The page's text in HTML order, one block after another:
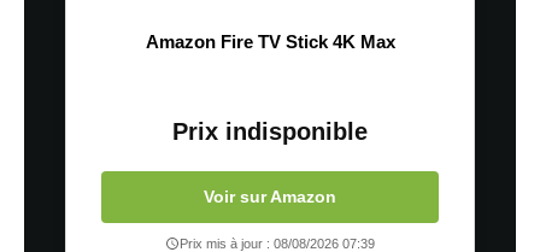
Amazon Fire TV Stick 4K Max
Prix indisponible
Voir sur Amazon
Prix mis à jour : 08/08/2026 07:39